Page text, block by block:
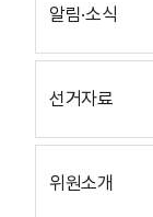
알림·소식
선거자료
위원소개